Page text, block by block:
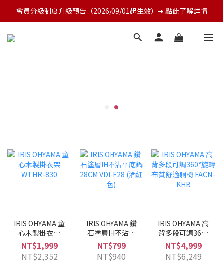
會員分級制度升級預告（2026/09/01起生效）➔ 點此了解詳情
IRIS OHYAMA 童
心木製掛衣架
WTHR-830
NT$1,999
NT$2,352
IRIS OHYAMA 鑽
石塗層IH不沾平
底鍋 28CM VDI-
F28 (酒紅色)
NT$799
NT$940
IRIS OHYAMA 高
背多段可調360°
旋轉布質舒適躺
椅 FACN-KHB
NT$4,999
NT$6,249